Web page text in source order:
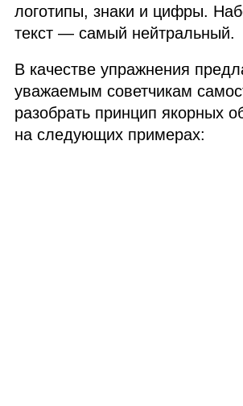
логотипы, знаки и цифры.
текст — самый нейтральный.
В качестве упражнения
уважаемым советчикам
разобрать принцип якорных
на следующих примерах: